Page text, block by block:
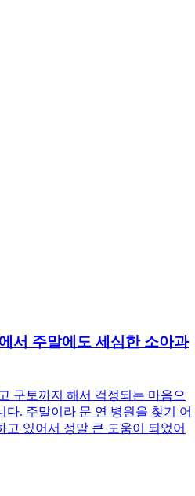
서 주말에도 세심한 소아과
구토까지 해서 걱정되는 마음으
다. 주말이라 문 연 병원을 찾기 어
고 있어서 정말 큰 도움이 되었어